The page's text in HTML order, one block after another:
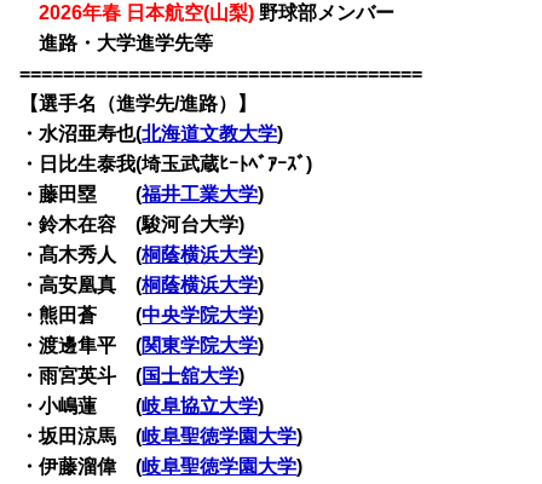
・2026年春 日本航空(山梨) 野球部メンバー
・進路・大学進学先等
=====================================
【選手名（進学先/進路）】
・水沼亜寿也(北海道文教大学)
・日比生泰我(埼玉武蔵ﾋｰﾄﾍﾞｱｰｽﾞ)
・藤田塁 (福井工業大学)
・鈴木在容 (駿河台大学)
・髙木秀人 (桐蔭横浜大学)
・高安凰真 (桐蔭横浜大学)
・熊田蒼 (中央学院大学)
・渡邊隼平 (関東学院大学)
・雨宮英斗 (国士舘大学)
・小嶋蓮 (岐阜協立大学)
・坂田涼馬 (岐阜聖徳学園大学)
・伊藤溜偉 (岐阜聖徳学園大学)